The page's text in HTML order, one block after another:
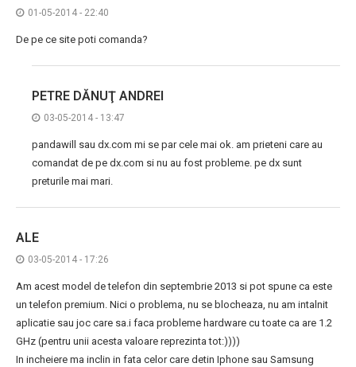
01-05-2014 - 22:40
De pe ce site poti comanda?
PETRE DĂNUŢ ANDREI
03-05-2014 - 13:47
pandawill sau dx.com mi se par cele mai ok. am prieteni care au
comandat de pe dx.com si nu au fost probleme. pe dx sunt
preturile mai mari.
ALE
03-05-2014 - 17:26
Am acest model de telefon din septembrie 2013 si pot spune ca este
un telefon premium. Nici o problema, nu se blocheaza, nu am intalnit
aplicatie sau joc care sa.i faca probleme hardware cu toate ca are 1.2
GHz (pentru unii acesta valoare reprezinta tot:))))
In incheiere ma inclin in fata celor care detin Iphone sau Samsung